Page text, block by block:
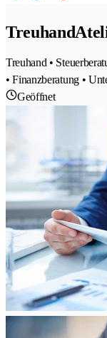
Treuhand •
• Finanzberatung •
Geöffnet